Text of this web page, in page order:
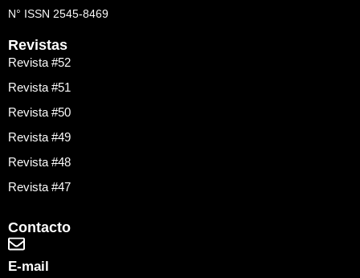
N° ISSN 2545-8469
Revistas
Revista #52
Revista #51
Revista #50
Revista #49
Revista #48
Revista #47
Contacto
E-mail